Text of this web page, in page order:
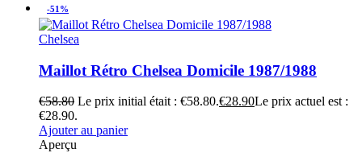
-51%
Chelsea
Maillot Rétro Chelsea Domicile 1987/1988
€58.80 Le prix initial était : €58.80.€28.90Le prix actuel est :
€28.90.
Ajouter au panier
Aperçu